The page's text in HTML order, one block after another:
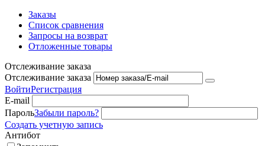
Заказы
Список сравнения
Запросы на возврат
Отложенные товары
Отслеживание заказа
Отслеживание заказа
ВойтиРегистрация
E-mail
ПарольЗабыли пароль?
Создать учетную запись
Антибот